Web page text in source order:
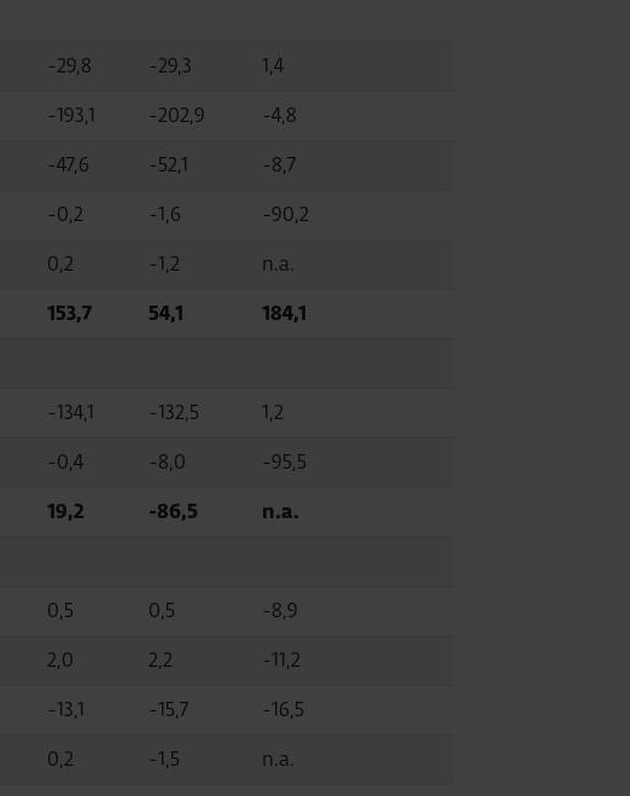
-29,8 -29,3
1,4
-193,1 -202,9
-4,8
-47,6 -52,1
-8,7
-0,2 -1,6
-90,2
0,2 -1,2
n.a.
153,7 54,1 184,1
-134,1 -132,5
1,2
-0,4 -8,0
-95,5
19,2 -86,5 n.a.
0,5 0,5
-8,9
2,0 2,2
-11,2
-13,1 -15,7
-16,5
0,2 -1,5
n.a.